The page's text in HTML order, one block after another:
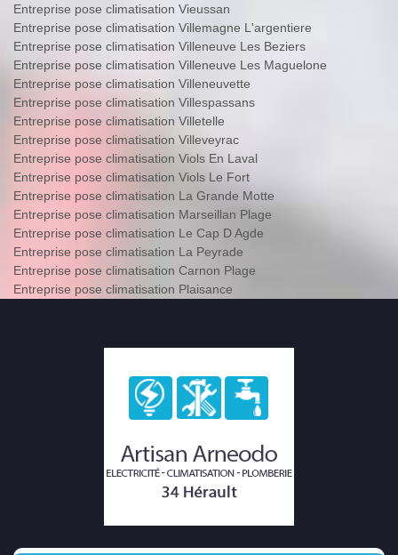
Entreprise pose climatisation Vieussan
Entreprise pose climatisation Villemagne L'argentiere
Entreprise pose climatisation Villeneuve Les Beziers
Entreprise pose climatisation Villeneuve Les Maguelone
Entreprise pose climatisation Villeneuvette
Entreprise pose climatisation Villespassans
Entreprise pose climatisation Villetelle
Entreprise pose climatisation Villeveyrac
Entreprise pose climatisation Viols En Laval
Entreprise pose climatisation Viols Le Fort
Entreprise pose climatisation La Grande Motte
Entreprise pose climatisation Marseillan Plage
Entreprise pose climatisation Le Cap D Agde
Entreprise pose climatisation La Peyrade
Entreprise pose climatisation Carnon Plage
Entreprise pose climatisation Plaisance